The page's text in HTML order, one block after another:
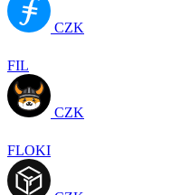
CZK
FIL
CZK
FLOKI